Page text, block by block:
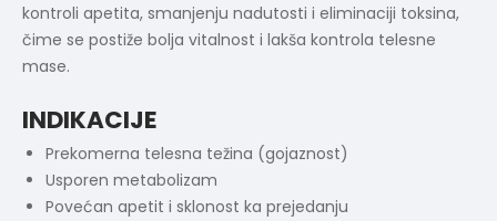
kontroli apetita, smanjenju nadutosti i eliminaciji toksina,
čime se postiže bolja vitalnost i lakša kontrola telesne
mase.
INDIKACIJE
Prekomerna telesna težina (gojaznost)
Usporen metabolizam
Povećan apetit i sklonost ka prejedanju